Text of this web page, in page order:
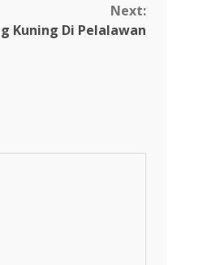
Next:
Kuning Di Pelalawan